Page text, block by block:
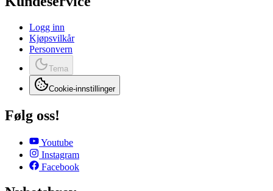
Logg inn
Kjøpsvilkår
Personvern
Tema
Cookie-innstillinger
Følg oss!
Youtube
Instagram
Facebook